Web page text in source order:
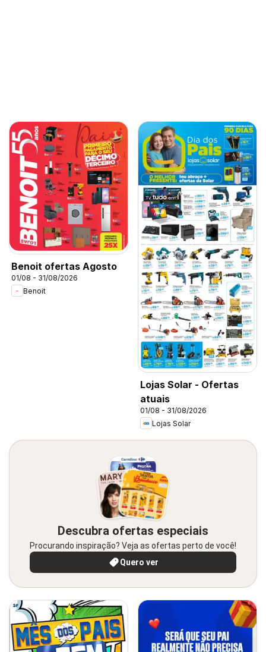
Benoit ofertas Agosto
01/08 - 31/08/2026
Benoit
Lojas Solar - Ofertas
atuais
01/08 - 31/08/2026
Lojas Solar
Descubra ofertas especiais
Procurando inspiração? Veja as ofertas perto de você!
Quero ver